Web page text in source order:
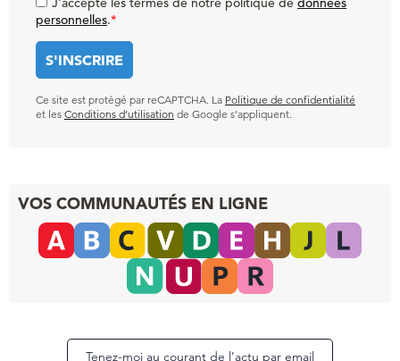
personnelles.*
Ce site est protégé par reCAPTCHA. La Politique de confidentialité
et les Conditions d’utilisation de Google s’appliquent.
VOS COMMUNAUTÉS EN LIGNE
Tenez-moi au courant de l’actu par email